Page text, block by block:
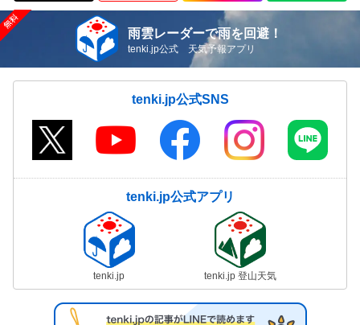
雨雲レーダーで雨を回避！
tenki.jp公式 天気予報アプリ
tenki.jp公式SNS
tenki.jp公式アプリ
tenki.jp tenki.jp 登山天気